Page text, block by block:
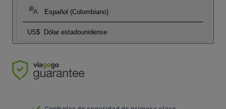
Español (Colombiano)
US$ Dólar estadounidense